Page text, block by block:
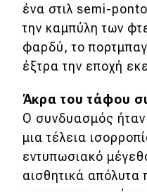
Formula 1
WRC
Motorsport
Eco
Νέα
Τεχνολογία
ένα στιλ semi-
την καμπύλη των
φαρδύ, το
έξτρα την εποχή
Άκρα του τάφου
Ο συνδυασμός ήταν
μια τέλεια
εντυπωσιακό
αισθητικά